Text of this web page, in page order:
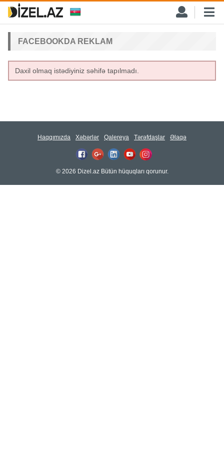
FACEBOOKDA REKLAM
Daxil olmaq istədiyiniz səhifə tapılmadı.
Haqqımızda Xəbərlər Qalereya Tərəfdaşlar Əlaqə
© 2026 Dizel.az Bütün hüquqları qorunur.